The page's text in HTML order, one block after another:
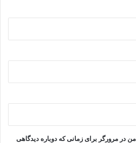
در مرورگر برای زمانی که دوباره دیدگاهی